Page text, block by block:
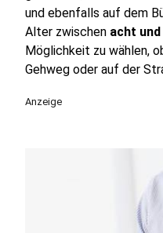
und ebenfalls auf dem
Alter zwischen acht
Möglichkeit zu wählen,
Gehweg oder auf der
Anzeige